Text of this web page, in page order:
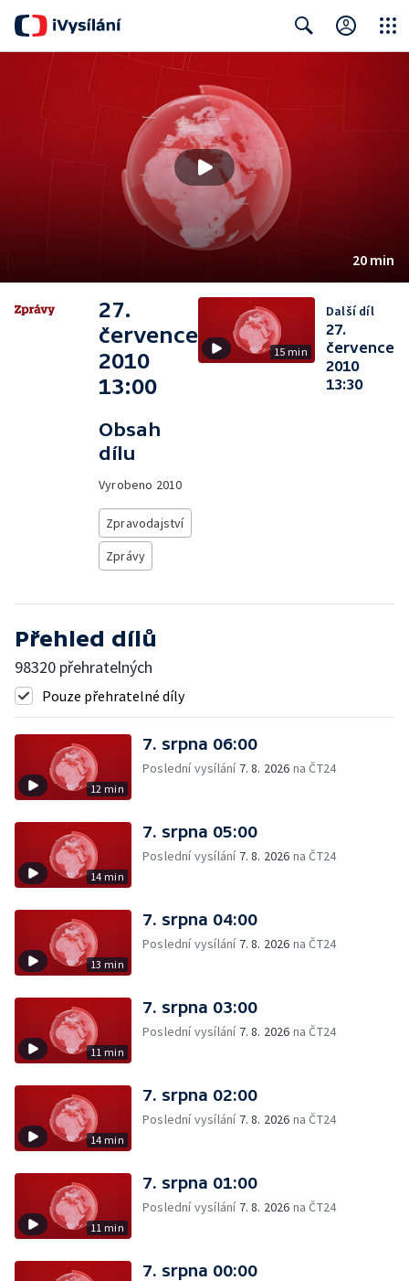
20 min
27.
července
2010
13:00
Obsah
dílu
Vyrobeno 2010
Zpravodajství
Zprávy
15 min
Další díl
27.
července
2010
13:30
Přehled dílů
98320 přehratelných
Pouze přehratelné díly
12 min
7. srpna 06:00
Poslední vysílání 7. 8. 2026 na ČT24
14 min
7. srpna 05:00
Poslední vysílání 7. 8. 2026 na ČT24
13 min
7. srpna 04:00
Poslední vysílání 7. 8. 2026 na ČT24
11 min
7. srpna 03:00
Poslední vysílání 7. 8. 2026 na ČT24
14 min
7. srpna 02:00
Poslední vysílání 7. 8. 2026 na ČT24
11 min
7. srpna 01:00
Poslední vysílání 7. 8. 2026 na ČT24
7. srpna 00:00